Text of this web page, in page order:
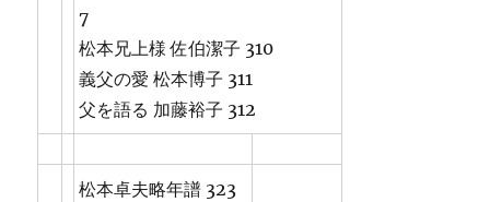
7
松本兄上様 佐伯潔子 310
義父の愛 松本博子 311
父を語る 加藤裕子 312
松本卓夫略年譜 323